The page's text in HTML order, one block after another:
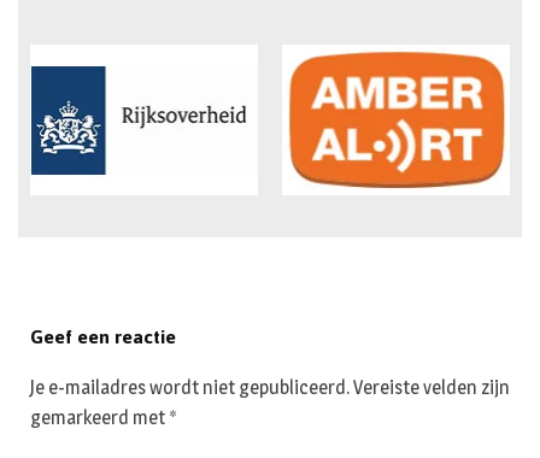
Geef een reactie
Je e-mailadres wordt niet gepubliceerd.Vereiste velden zijn
gemarkeerd met *